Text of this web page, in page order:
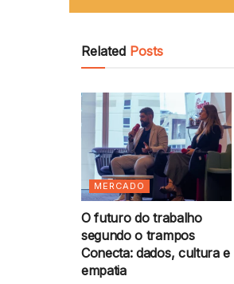
Related Posts
MERCADO
O futuro do trabalho
segundo o trampos
Conecta: dados, cultura e
empatia